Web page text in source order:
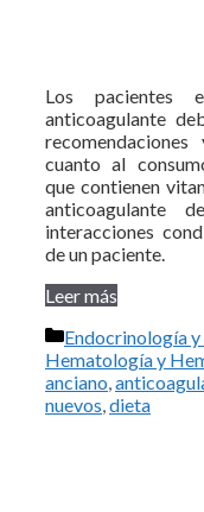
Los pacientes
anticoagulante
cuanto al
que contienen
anticoagulante
interacciones
de un paciente.
Leer más
Categorías
Endocrinología
Hematología y
anciano
nuevos dieta